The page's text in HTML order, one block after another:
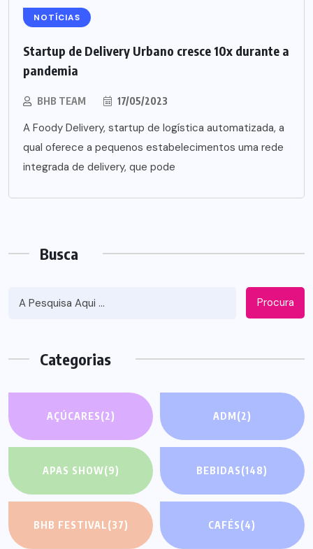
NOTÍCIAS
Startup de Delivery Urbano cresce 10x durante a
pandemia
BHB TEAM 17/05/2023
A Foody Delivery, startup de logística automatizada, a
qual oferece a pequenos estabelecimentos uma rede
integrada de delivery, que pode
Busca
Procura
Categorias
AÇÚCARES(2) ADM(2)
APAS SHOW(9) BEBIDAS(148)
BHB FESTIVAL(37) CAFÉS(4)